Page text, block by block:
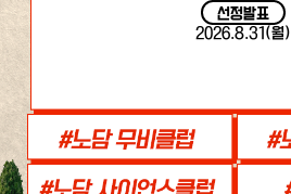
선정발표
2026.8.31(월)